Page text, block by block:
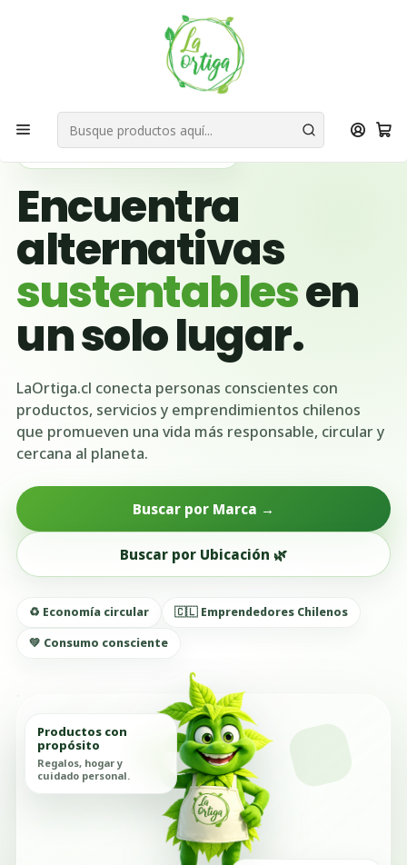
Bienvenid@s a quienes quieren un planeta más verde...
Nuestra Misión
Ubicación Emprendedores Región de Valparaíso
Casablanca
🌱 BUSCADOR VERDE DE CHILE
Encuentra
alternativas
sustentablesen
un solo lugar.
LaOrtiga.cl conecta personas conscientes con
productos, servicios y emprendimientos chilenos
que promueven una vida más responsable, circular y
cercana al planeta.
Buscar por Marca →
Buscar por Ubicación 🌿
♻️ Economía circular
🇨🇱 Emprendedores Chilenos
💚 Consumo consciente
Productos con
propósito
Regalos, hogar y
cuidado personal.